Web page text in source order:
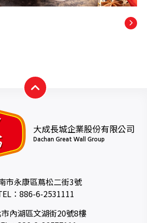
大成長城企業股份有限公司
Dachan Great Wall Group
市永康區蔦松二街3號
： 886-6-2531111
內湖區文湖街20號8樓